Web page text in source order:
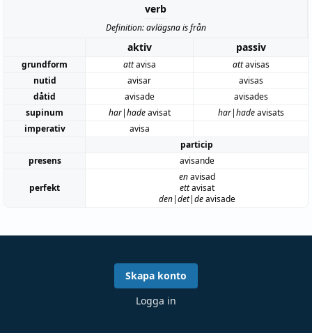
verb
Definition: avlägsna is från
aktiv passiv
grundform attavisa attavisas
nutid
avisar
avisas
dåtid
avisade
avisades
supinum
har|hadeavisat har|hadeavisats
imperativ
avisa
particip
presens
avisande
perfekt
enavisad
ettavisat
den|det|deavisade
Skapa konto
Logga in